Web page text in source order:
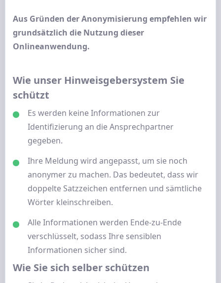
Aus Gründen der Anonymisierung empfehlen wir
grundsätzlich die Nutzung dieser
Onlineanwendung.
Wie unser Hinweisgebersystem Sie
schützt
Es werden keine Informationen zur
Identifizierung an die Ansprechpartner
gegeben.
Ihre Meldung wird angepasst, um sie noch
anonymer zu machen. Das bedeutet, dass wir
doppelte Satzzeichen entfernen und sämtliche
Wörter kleinschreiben.
Alle Informationen werden Ende-zu-Ende
verschlüsselt, sodass Ihre sensiblen
Informationen sicher sind.
Wie Sie sich selber schützen